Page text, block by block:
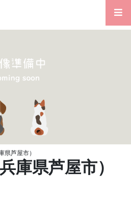
県芦屋市）
庫県芦屋市）